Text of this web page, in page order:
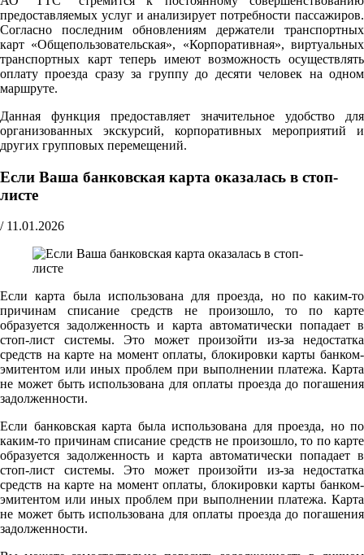
предоставляемых услуг и анализирует потребности пассажиров.
Согласно последним обновлениям держатели транспортных
карт «Общепользовательская», «Корпоративная», виртуальных
транспортных карт теперь имеют возможность осуществлять
оплату проезда сразу за группу до десяти человек на одном
маршруте.
Данная функция предоставляет значительное удобство для
организованных экскурсий, корпоративных мероприятий и
других групповых перемещений.
Если Ваша банковская карта оказалась в стоп-
листе
/ 11.01.2026
Если карта была использована для проезда, но по каким-то
причинам списание средств не произошло, то по карте
образуется задолженность и карта автоматически попадает в
стоп-лист системы. Это может произойти из-за недостатка
средств на карте на момент оплаты, блокировки карты банком-
эмитентом или иных проблем при выполнении платежа. Карта
не может быть использована для оплаты проезда до погашения
задолженности.
Если банковская карта была использована для проезда, но по
каким-то причинам списание средств не произошло, то по карте
образуется задолженность и карта автоматически попадает в
стоп-лист системы. Это может произойти из-за недостатка
средств на карте на момент оплаты, блокировки карты банком-
эмитентом или иных проблем при выполнении платежа. Карта
не может быть использована для оплаты проезда до погашения
задолженности.